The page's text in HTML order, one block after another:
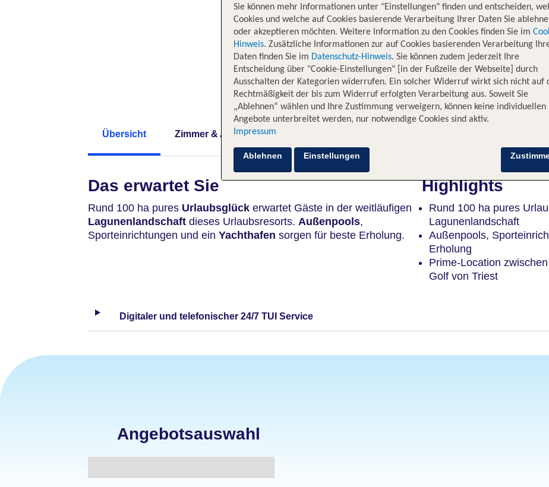
Übersicht Zimmer & Angebote
Das erwartet Sie
Rund 100 ha pures Urlaubsglück erwartet Gäste in der weitläufigen
Lagunenlandschaft dieses Urlaubsresorts. Außenpools,
Sporteinrichtungen und ein Yachthafen sorgen für beste Erholung.
Highlights
Rund 100 ha pures
Lagunenlandschaft
Außenpools,
Erholung
Prime-Location
Golf von Triest
Digitaler und telefonischer 24/7 TUI Service
Angebotsauswahl
Sie können mehr Informationen unter "Einstellungen" finden und entscheiden,
Cookies und welche auf Cookies basierende Verarbeitung Ihrer Daten Sie
oder akzeptieren möchten. Weitere Information zu den Cookies finden Sie im
Hinweis. Zusätzliche Informationen zur auf Cookies basierenden Verarbeitung
Daten finden Sie im Datenschutz-Hinweis. Sie können zudem jederzeit Ihre
Entscheidung über "Cookie-Einstellungen" [in der Fußzeile der Webseite] durch
Ausschalten der Kategorien widerrufen. Ein solcher Widerruf wirkt sich nicht auf
Rechtmäßigkeit der bis zum Widerruf erfolgten Verarbeitung aus. Soweit Sie
„Ablehnen“ wählen und Ihre Zustimmung verweigern, können keine individuellen
Angebote unterbreitet werden, nur notwendige Cookies sind aktiv.
Impressum
Ablehnen Einstellungen